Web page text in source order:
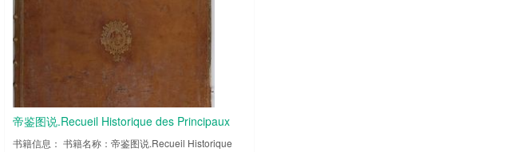
帝鉴图说.Recueil Historique des Principaux
Traits de la Vie des Empereurs Chinois.2卷.彩
书籍信息： 书籍名称：帝鉴图说.Recueil Historique